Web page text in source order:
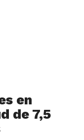
en
de 7,5